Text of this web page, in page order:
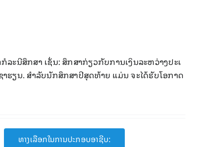
ນີສຶກສາ ​ເຊັ່ນ: ສຶກສາກ່ຽວກັບ​ການ​ເງິນລະຫວ່າງປະ​ເ​​
ຽນ. ສໍາລັບ​ນັກ​ສຶກສາ​ປີ​ສຸດ​ທ້າຍ ​ແມ່ນ ຈະ​ໄດ້​​​ຮັບ​ໂອກາດ​
ທາງເລືອກໃນການປະກອບອາຊີບ: